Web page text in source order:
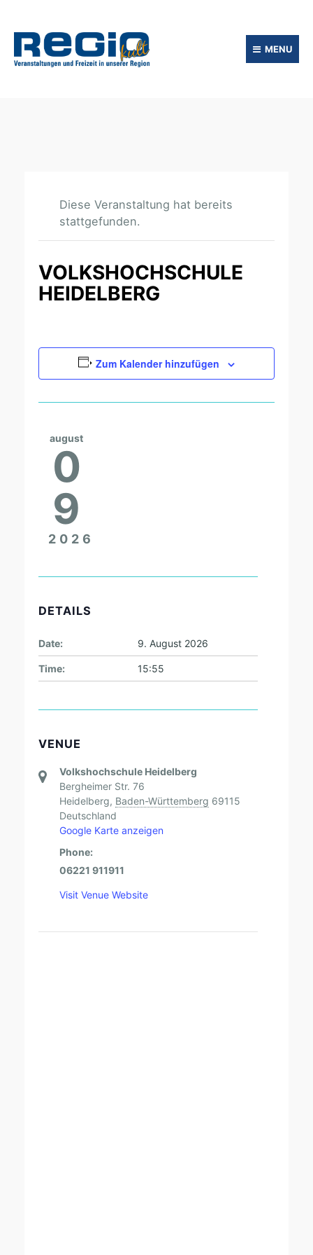
MENU
Diese Veranstaltung hat bereits
stattgefunden.
VOLKSHOCHSCHULE
HEIDELBERG
Zum Kalender hinzufügen
august
0
9
2026
DETAILS
Date: 9. August 2026
Time: 15:55
VENUE
Volkshochschule Heidelberg
Bergheimer Str. 76
Heidelberg, Baden-Württemberg 69115
Deutschland
Google Karte anzeigen
Phone:
06221 911911
Visit Venue Website